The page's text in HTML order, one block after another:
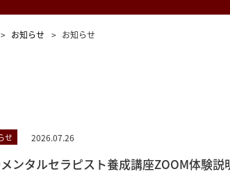
お知らせ お知らせ
せ 2026.07.26
ンタルセラピスト養成講座ZOOM体験